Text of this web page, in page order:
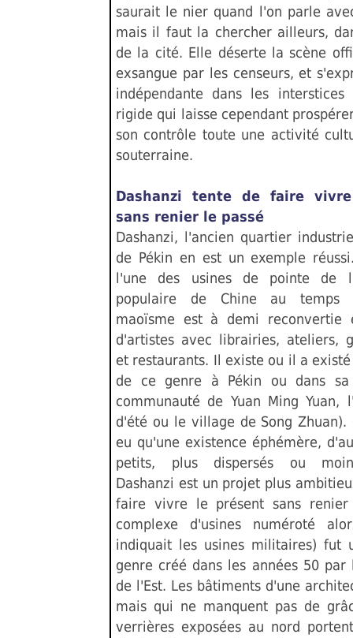
saurait le nier quand l'on parle
mais il faut la chercher ailleurs,
de la cité. Elle déserte la scène
exsangue par les censeurs, et
indépendante dans les interstices
rigide qui laisse cependant
son contrôle toute une activité
souterraine.
Dashanzi tente de faire
sans renier le passé
Dashanzi, l'ancien quartier
de Pékin en est un exemple
l'une des usines de pointe de
populaire de Chine au temps
maoïsme est à demi reconvertie
d'artistes avec librairies, ateliers,
et restaurants. Il existe ou il a
de ce genre à Pékin ou dans sa
communauté de Yuan Ming Yuan,
d'été ou le village de Song Zhuan).
eu qu'une existence éphémère,
petits, plus dispersés ou
Dashanzi est un projet plus
faire vivre le présent sans renier
complexe d'usines numéroté
indiquait les usines militaires) fut
genre créé dans les années 50 par
de l'Est. Les bâtiments d'une
mais qui ne manquent pas de
verrières exposées au nord